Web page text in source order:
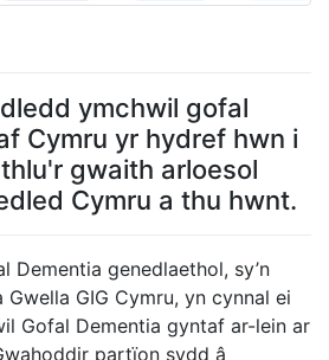
ymchwil gofal
Cymru yr hydref hwn i
gwaith arloesol
Cymru a thu hwnt.
Dementia genedlaethol, sy’n
GIG Cymru, yn cynnal ei
Gofal Dementia gyntaf ar-lein ar
partïon sydd â